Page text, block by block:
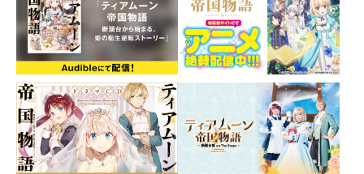
餅月望（モチツキ ノゾム）
ライトノベル作家。アミューズメントメディア総合学院
ノベルス学科出身。
著書は「カトリングガール」（光文社）や、
「ティアムーン帝国物語 ～断頭台から始まる、姫の転生
逆転ストーリー～」(TOブックス)など。
U35（ウミコ）
島根県出身／神奈川県在住。